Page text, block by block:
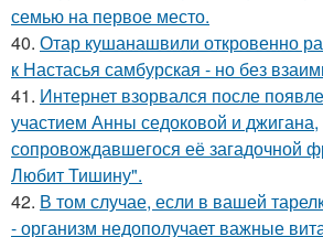
семью на первое место.
40. Отар кушанашвили откровенно
к Настасья самбурская - но без
41. Интернет взорвался после
участием Анны седоковой и джигана,
сопровождавшегося её загадочной
Любит Тишину".
42. В том случае, если в вашей
- организм недополучает важные